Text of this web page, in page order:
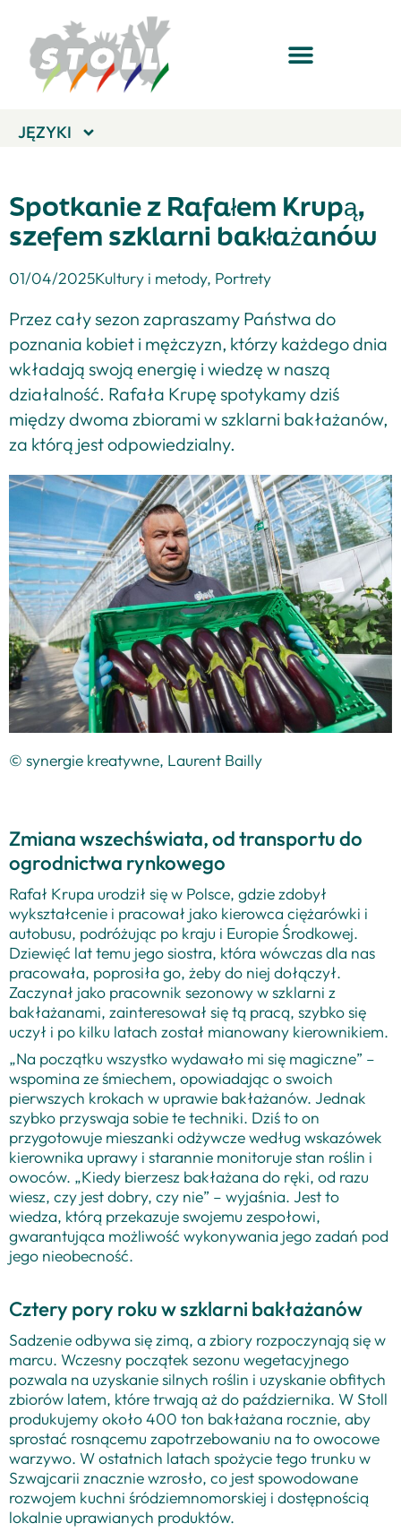
JĘZYKI
Spotkanie z Rafałem Krupą,
szefem szklarni bakłażanów
01/04/2025Kultury i metody, Portrety
Przez cały sezon zapraszamy Państwa do
poznania kobiet i mężczyzn, którzy każdego dnia
wkładają swoją energię i wiedzę w naszą
działalność. Rafała Krupę spotykamy dziś
między dwoma zbiorami w szklarni bakłażanów,
za którą jest odpowiedzialny.
© synergie kreatywne, Laurent Bailly
Zmiana wszechświata, od transportu do
ogrodnictwa rynkowego
Rafał Krupa urodził się w Polsce, gdzie zdobył
wykształcenie i pracował jako kierowca ciężarówki i
autobusu, podróżując po kraju i Europie Środkowej.
Dziewięć lat temu jego siostra, która wówczas dla nas
pracowała, poprosiła go, żeby do niej dołączył.
Zaczynał jako pracownik sezonowy w szklarni z
bakłażanami, zainteresował się tą pracą, szybko się
uczył i po kilku latach został mianowany kierownikiem.
„Na początku wszystko wydawało mi się magiczne” –
wspomina ze śmiechem, opowiadając o swoich
pierwszych krokach w uprawie bakłażanów. Jednak
szybko przyswaja sobie te techniki. Dziś to on
przygotowuje mieszanki odżywcze według wskazówek
kierownika uprawy i starannie monitoruje stan roślin i
owoców. „Kiedy bierzesz bakłażana do ręki, od razu
wiesz, czy jest dobry, czy nie” – wyjaśnia. Jest to
wiedza, którą przekazuje swojemu zespołowi,
gwarantująca możliwość wykonywania jego zadań pod
jego nieobecność.
Cztery pory roku w szklarni bakłażanów
Sadzenie odbywa się zimą, a zbiory rozpoczynają się w
marcu. Wczesny początek sezonu wegetacyjnego
pozwala na uzyskanie silnych roślin i uzyskanie obfitych
zbiorów latem, które trwają aż do października. W Stoll
produkujemy około 400 ton bakłażana rocznie, aby
sprostać rosnącemu zapotrzebowaniu na to owocowe
warzywo. W ostatnich latach spożycie tego trunku w
Szwajcarii znacznie wzrosło, co jest spowodowane
rozwojem kuchni śródziemnomorskiej i dostępnością
lokalnie uprawianych produktów.